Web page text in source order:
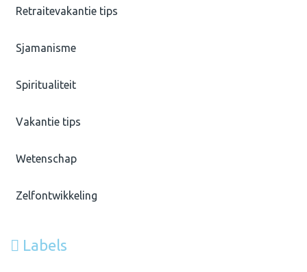
Retraitevakantie tips
Sjamanisme
Spiritualiteit
Vakantie tips
Wetenschap
Zelfontwikkeling
Labels